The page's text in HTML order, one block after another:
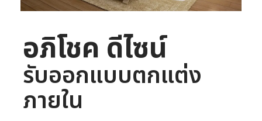
อภิโชค ดีไซน์
รับออกแบบตกแต่ง
ภายใน